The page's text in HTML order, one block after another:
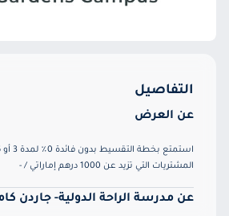
التفاصيل
عن العرض
المشتريات التي تزيد عن 1000 درهم إماراتي / -
عن مدرسة الراحة الدولية- جاردن